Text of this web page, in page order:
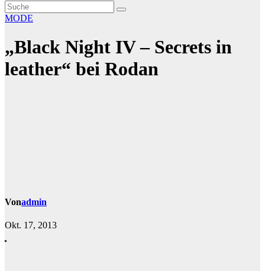
MODE
„Black Night IV – Secrets in
leather“ bei Rodan
Vonadmin
Okt. 17, 2013